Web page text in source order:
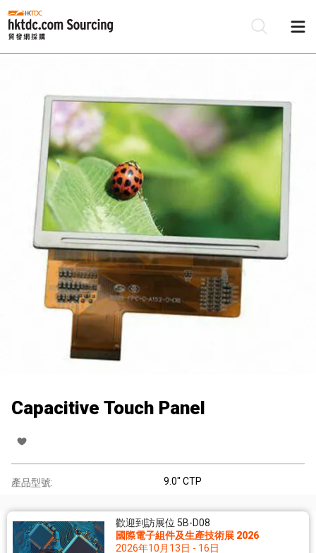
Capacitive Touch Panel
產品型號: 9.0" CTP
歡迎到訪展位 5B-D08
國際電子組件及生產技術展 2026
2026年10月13日 - 16日